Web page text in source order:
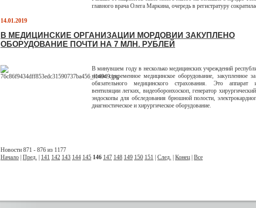
главного врача Олега Маркина, очередь в регистратуру
14.01.2019
В МЕДИЦИНСКИЕ ОРГАНИЗАЦИИ МОРДОВИИ ЗАКУПЛЕНО
ОБОРУДОВАНИЕ ПОЧТИ НА 7 МЛН. РУБЛЕЙ
В минувшем году в несколько медицинских учреждений
новое современное медицинское оборудование, закупленное
обязательного медицинского страхования. Это аппарат
вентиляции легких, видеоборонхоскоп, генератор
эндоскопы для обследования брюшной полости,
диагностическое и хирургическое оборудование.
Новости 871 - 876 из 1177
Начало Пред. 141 142 143 144 145 146 147 148 149 150 151 След. Конец Все